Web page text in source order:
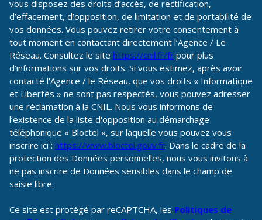
vous disposez des droits d’accès, de rectification,
d’effacement, d’opposition, de limitation et de portabilité de
vos données. Vous pouvez retirer votre consentement à
tout moment en contactant directement l’Agence / Le
Réseau. Consultez le site https://cnil.fr/fr pour plus
d’informations sur vos droits. Si vous estimez, après avoir
contacté l'Agence / le Réseau, que vos droits « Informatique
et Libertés » ne sont pas respectés, vous pouvez adresser
une réclamation à la CNIL. Nous vous informons de
l’existence de la liste d'opposition au démarchage
téléphonique « Bloctel », sur laquelle vous pouvez vous
inscrire ici : https://www.bloctel.gouv.fr. Dans le cadre de la
protection des Données personnelles, nous vous invitons à
ne pas inscrire de Données sensibles dans le champ de
saisie libre.
Ce site est protégé par reCAPTCHA, les Politiques de